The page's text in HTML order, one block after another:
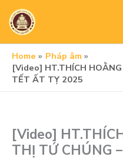
content
Home
Pháp âm
[Video] HT.THÍCH
TẾT ẤT TỴ 2025
[Video]
THỊ TỨ CHÚNG